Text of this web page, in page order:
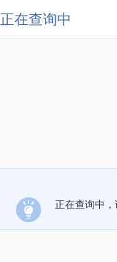
正在查询中
正在查询中